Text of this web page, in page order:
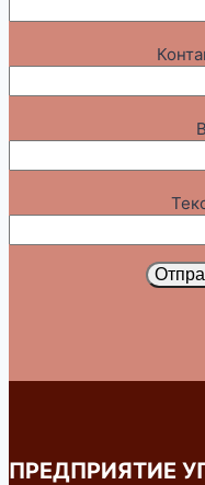
ПРЕДПРИЯТИЕ